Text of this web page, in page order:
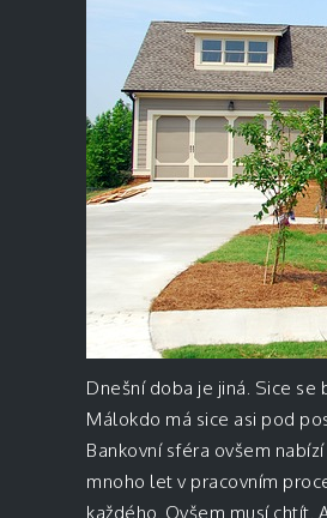
Dnešní doba je jiná. Sice
Málokdo má sice asi pod
Bankovní sféra ovšem
mnoho let v pracovním
každého. Ovšem musí chtít